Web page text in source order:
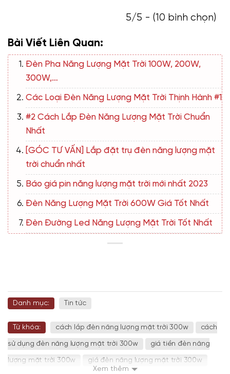
5/5 - (10 bình chọn)
Bài Viết Liên Quan:
Đèn Pha Năng Lượng Mặt Trời 100W, 200W,
300W,…
Các Loại Đèn Năng Lượng Mặt Trời Thịnh Hành #1
#2 Cách Lắp Đèn Năng Lượng Mặt Trời Chuẩn
Nhất
[GÓC TƯ VẤN] Lắp đặt trụ đèn năng lượng mặt
trời chuẩn nhất
Báo giá pin năng lượng mặt trời mới nhất 2023
Đèn Năng Lượng Mặt Trời 600W Giá Tốt Nhất
Đèn Đường Led Năng Lượng Mặt Trời Tốt Nhất
Danh mục: Tin tức
Xem thêm
Từ khóa: cách lắp đèn năng lượng mặt trời 300w cách
sử dụng đèn năng lượng mặt trời 300w giá tiền đèn năng
lượng mặt trời 300w giá đèn năng lượng mặt trời 300w